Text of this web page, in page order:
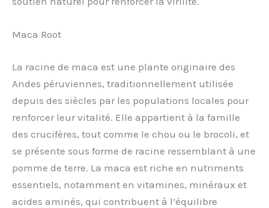
Maca Root
La racine de maca est une plante originaire des
Andes péruviennes, traditionnellement utilisée
depuis des siècles par les populations locales pour
renforcer leur vitalité. Elle appartient à la famille
des crucifères, tout comme le chou ou le brocoli, et
se présente sous forme de racine ressemblant à une
pomme de terre. La maca est riche en nutriments
essentiels, notamment en vitamines, minéraux et
acides aminés, qui contribuent à l’équilibre